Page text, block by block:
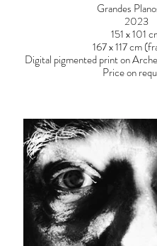
Grandes
2023
151 x 101
167 x 117 cm
Digital pigmented print on
Price on